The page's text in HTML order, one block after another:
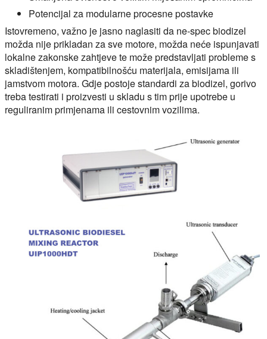
Potencijal za modularne procesne postavke
Istovremeno, važno je jasno naglasiti da ne-spec biodizel
možda nije prikladan za sve motore, možda neće ispunjavati
lokalne zakonske zahtjeve te može predstavljati probleme s
skladištenjem, kompatibilnošću materijala, emisijama ili
jamstvom motora. Gdje postoje standardi za biodizel, gorivo
treba testirati i proizvesti u skladu s tim prije upotrebe u
reguliranim primjenama ili cestovnim vozilima.